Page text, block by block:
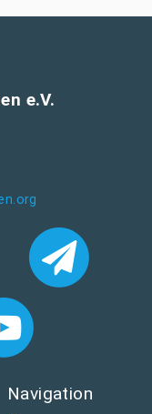
e.V.
Navigation